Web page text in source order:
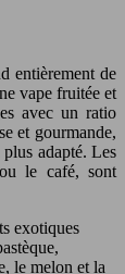
entièrement de
vape fruitée et
avec un ratio
et gourmande,
adapté. Les
le café, sont
exotiques
le melon et la